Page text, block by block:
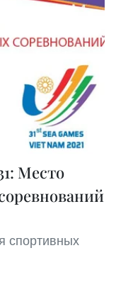
Место
спортивных